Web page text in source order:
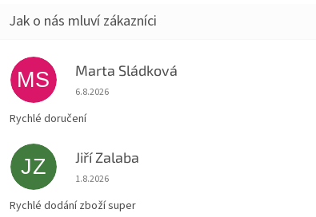
MS Marta Sládková
Hodnocení obchodu je 5 z 5 hvězdiček.
6.8.2026
Rychlé doručení
JZ Jiří Zalaba
Hodnocení obchodu je 5 z 5 hvězdiček.
1.8.2026
Rychlé dodání zboží super